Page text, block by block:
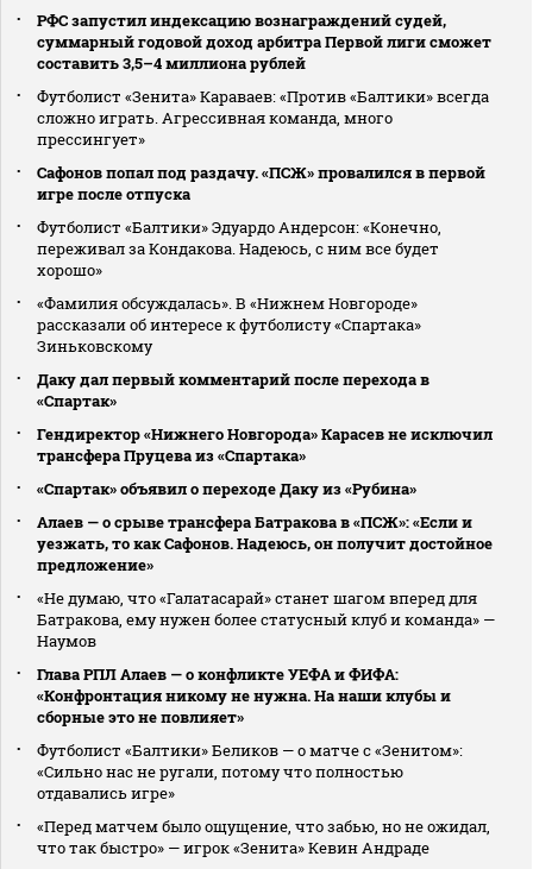
РФС запустил индексацию вознаграждений судей,
суммарный годовой доход арбитра Первой лиги сможет
составить 3,5–4 миллиона рублей
Футболист «Зенита» Караваев: «Против «Балтики» всегда
сложно играть. Агрессивная команда, много
прессингует»
Сафонов попал под раздачу. «ПСЖ» провалился в первой
игре после отпуска
Футболист «Балтики» Эдуардо Андерсон: «Конечно,
переживал за Кондакова. Надеюсь, с ним все будет
хорошо»
«Фамилия обсуждалась». В «Нижнем Новгороде»
рассказали об интересе к футболисту «Спартака»
Зиньковскому
Даку дал первый комментарий после перехода в
«Спартак»
Гендиректор «Нижнего Новгорода» Карасев не исключил
трансфера Пруцева из «Спартака»
«Спартак» объявил о переходе Даку из «Рубина»
Алаев — о срыве трансфера Батракова в «ПСЖ»: «Если и
уезжать, то как Сафонов. Надеюсь, он получит достойное
предложение»
«Не думаю, что «Галатасарай» станет шагом вперед для
Батракова, ему нужен более статусный клуб и команда» —
Наумов
Глава РПЛ Алаев — о конфликте УЕФА и ФИФА:
«Конфронтация никому не нужна. На наши клубы и
сборные это не повлияет»
Футболист «Балтики» Беликов — о матче с «Зенитом»:
«Сильно нас не ругали, потому что полностью
отдавались игре»
«Перед матчем было ощущение, что забью, но не ожидал,
что так быстро» — игрок «Зенита» Кевин Андраде